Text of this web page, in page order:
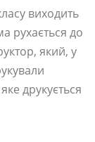
виходить
рухається до
який, у
друкується